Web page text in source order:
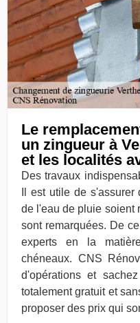
Le
un zingueur à
et les localités
Des travaux
Il est utile de
de l'eau de pluie soient
sont remarquées. De
experts en la
chéneaux. CNS
d'opérations et
totalement gratuit et
proposer des prix qui